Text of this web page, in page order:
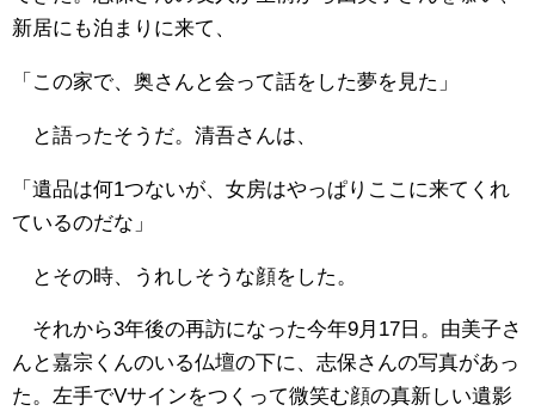
新居にも泊まりに来て、
「この家で、奥さんと会って話をした夢を見た」
と語ったそうだ。清吾さんは、
「遺品は何1つないが、女房はやっぱりここに来てくれ
ているのだな」
とその時、うれしそうな顔をした。
それから3年後の再訪になった今年9月17日。由美子さ
んと嘉宗くんのいる仏壇の下に、志保さんの写真があっ
た。左手でVサインをつくって微笑む顔の真新しい遺影